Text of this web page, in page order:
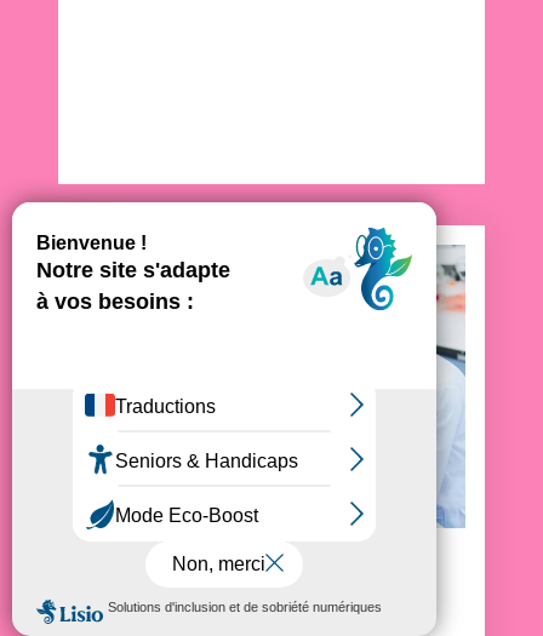
Faites un don et
devenez acteur de la